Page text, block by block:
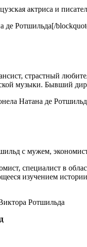
актриса и
де Ротшильда[/
страстный
музыки. Бывший
Натана де
с мужем,
специалист в
изучением
Ротшильда